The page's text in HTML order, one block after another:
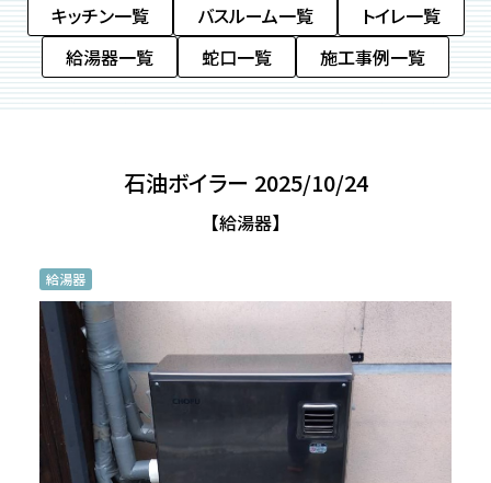
キッチン一覧 バスルーム一覧
トイレ一覧
給湯器一覧
蛇口一覧 施工事例一覧
石油ボイラー 2025/10/24
【給湯器】
給湯器